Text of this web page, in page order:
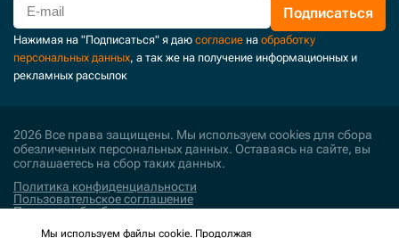
Подписаться
Нажимая на "Подписаться" я даю согласие на обработку
персональных данных, а так же на получение информационных и
рекламных рассылок
2026 Все права защищены. Мы используем cookies для сбора
обезличенных персональных данных. Оставаясь на сайте, вы
соглашаетесь на сбор таких данных.
Политика конфиденциальности
Пользовательское соглашение
Политика обработки персональных данных
Мы используем файлы cookie. Продолжая